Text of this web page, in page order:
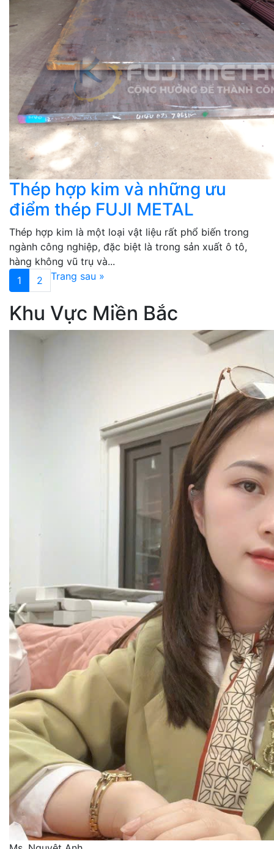
Thép hợp kim và những ưu
điểm thép FUJI METAL
Thép hợp kim là một loại vật liệu rất phổ biến trong
ngành công nghiệp, đặc biệt là trong sản xuất ô tô,
hàng không vũ trụ và...
1
2 Trang sau »
Khu Vực Miền Bắc